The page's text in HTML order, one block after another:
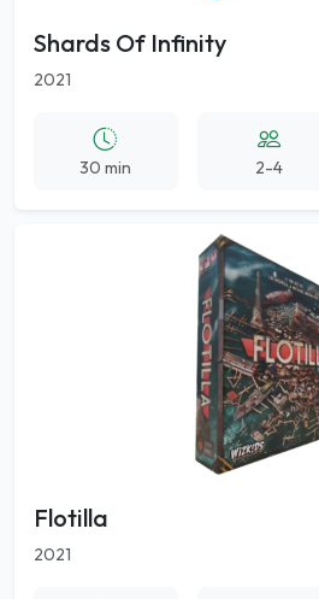
Shards Of Infinity
2021
30 min 2-4
Flotilla
2021